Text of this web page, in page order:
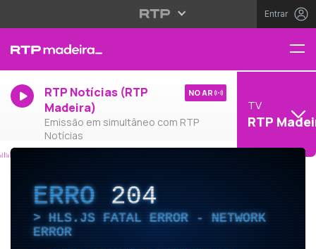
Entrar
RTP Notícias (RTP
Madeira)
Emissão em simultâneo com RTP
Notícias
NO AR
TV
RTP
ERRO204
HLS.JS FATAL ERROR - NETWORK
ERROR